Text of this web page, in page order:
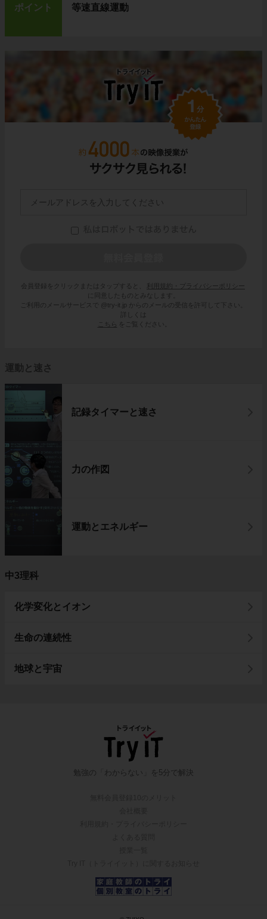
ポイント 等速直線運動
会員登録をクリックまたはタップすると、
利用規約・プライバシーポリシー
に同意したものとみなします。
ご利用のメールサービスで @try-it.jp からのメールの受信を許可して下さい。
詳しくは
こちら
をご覧ください。
運動と速さ
記録タイマーと速さ
力の作図
運動とエネルギー
中3理科
化学変化とイオン
生命の連続性
地球と宇宙
勉強の「わからない」を5分で解決